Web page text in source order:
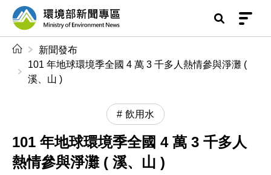
前往中央內容區塊
環境部新聞專區
新聞發布
101 年地球環境季全國 4 萬 3 千多人熱情參與淨灘 (
溪、山 )
飲用水
101 年地球環境季全國 4 萬 3 千多人
熱情參與淨灘 ( 溪、山 )